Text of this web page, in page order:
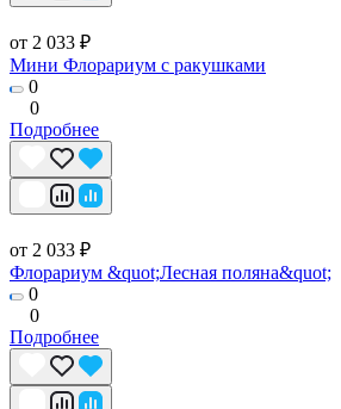
от 2 033 ₽
Мини Флорариум с ракушками
0
0
Подробнее
от 2 033 ₽
Флорариум &quot;Лесная поляна&quot;
0
0
Подробнее